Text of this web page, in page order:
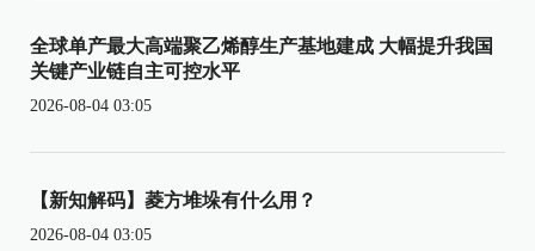
全球单产最大高端聚乙烯醇生产基地建成 大幅提升我国
关键产业链自主可控水平
2026-08-04 03:05
【新知解码】菱方堆垛有什么用？
2026-08-04 03:05